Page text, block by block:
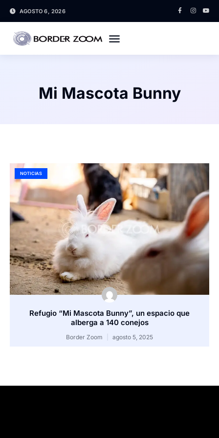
AGOSTO 6, 2026
Mi Mascota Bunny
NOTICIAS
Refugio “Mi Mascota Bunny”, un espacio que
alberga a 140 conejos
Border Zoom agosto 5, 2025